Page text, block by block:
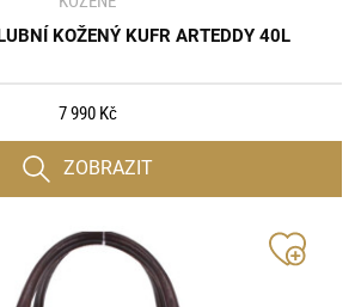
KOŽENÝ KUFR ARTEDDY 40L
7 990 Kč
ZOBRAZIT